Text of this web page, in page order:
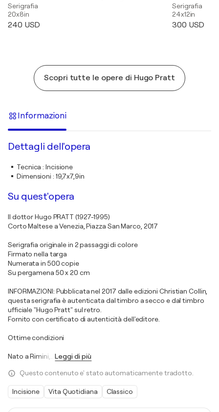
Serigrafia
20x8in
240 USD
Serigrafia
24x12in
300 USD
Scopri tutte le opere di Hugo Pratt
Informazioni
Dettagli dell'opera
Tecnica :Incisione
Dimensioni : 19,7x7,9in
Su quest'opera
Il dottor Hugo PRATT (1927-1995)
Corto Maltese a Venezia, Piazza San Marco, 2017
Serigrafia originale in 2 passaggi di colore
Firmato nella targa
Numerata in 500 copie
Su pergamena 50 x 20 cm
INFORMAZIONI: Pubblicata nel 2017 dalle edizioni Christian Collin,
questa serigrafia è autenticata dal timbro a secco e dal timbro
ufficiale "Hugo Pratt" sul retro.
Fornito con certificato di autenticità dell'editore.
Ottime condizioni
Nato a Rimini, Leggi di più
Questo contenuto e' stato automaticamente tradotto.
Incisione Vita Quotidiana Classico